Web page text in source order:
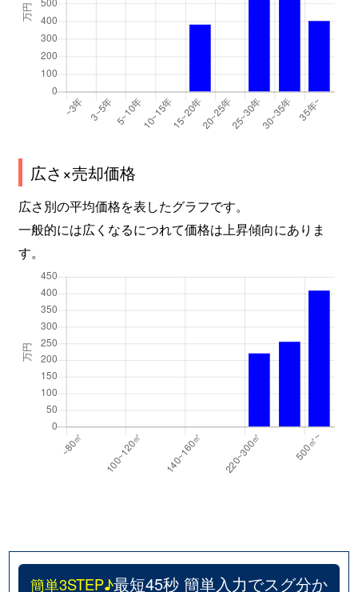
広さ×売却価格
広さ別の平均価格を表したグラフです。
一般的には広くなるにつれて価格は上昇傾向にありま
す。
簡単3STEP♪最短45秒 簡単入力でスグ分か